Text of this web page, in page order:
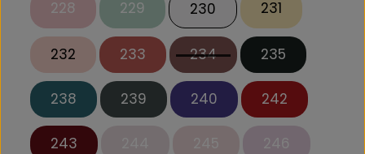
228 229 230 231
232 233 234 235
238 239 240 242
243 246